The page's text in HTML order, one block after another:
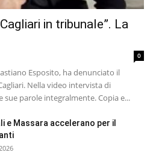
in tribunale”. La
0
Esposito, ha denunciato il
Nella video intervista di
parole integralmente. Copia e...
e Massara accelerano per il